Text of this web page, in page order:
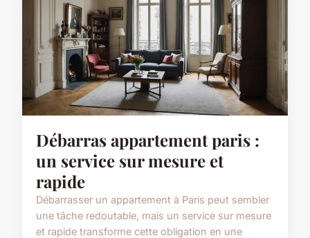
Débarras appartement paris :
un service sur mesure et
rapide
Débarrasser un appartement à Paris peut sembler
une tâche redoutable, mais un service sur mesure
et rapide transforme cette obligation en une